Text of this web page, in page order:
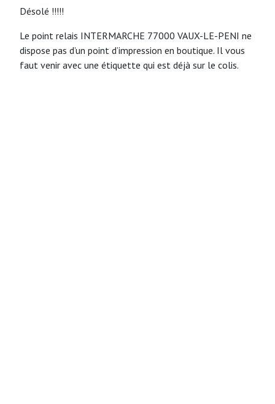
Désolé !!!!!
Le point relais INTERMARCHE 77000 VAUX-LE-PENI ne
dispose pas d’un point d’impression en boutique. Il vous
faut venir avec une étiquette qui est déjà sur le colis.